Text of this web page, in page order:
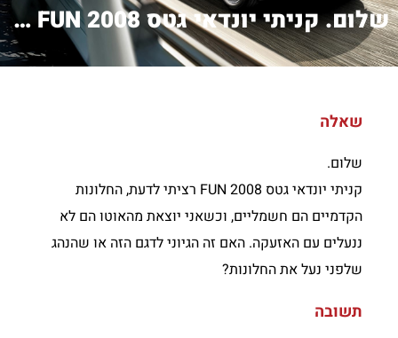
שלום. קניתי יונדאי גטס FUN 2008 רצית...
שאלה
שלום.
קניתי יונדאי גטס FUN 2008 רציתי לדעת, החלונות
הקדמיים הם חשמליים, וכשאני יוצאת מהאוטו הם לא
ננעלים עם האזעקה. האם זה הגיוני לדגם הזה או שהנהג
שלפני נעל את החלונות?
תשובה